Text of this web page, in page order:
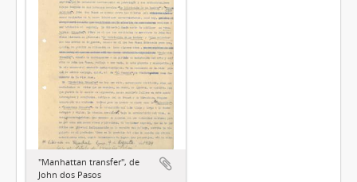
"Manhattan transfer", de
John dos Pasos